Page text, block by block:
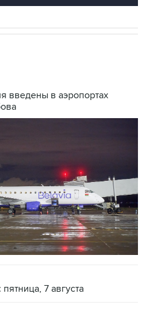
введены в аэропортах
7 августа